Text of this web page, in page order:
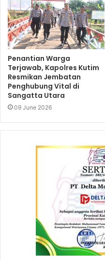
Penantian Warga
Terjawab, Kapolres Kutim
Resmikan Jembatan
Penghubung Vital di
Sangatta Utara
09 June 2026